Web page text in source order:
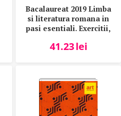
Bacalaureat 2019 Limba
si literatura romana in
pasi esentiali. Exercitii,
pentru liceu si examenul
41.23lei